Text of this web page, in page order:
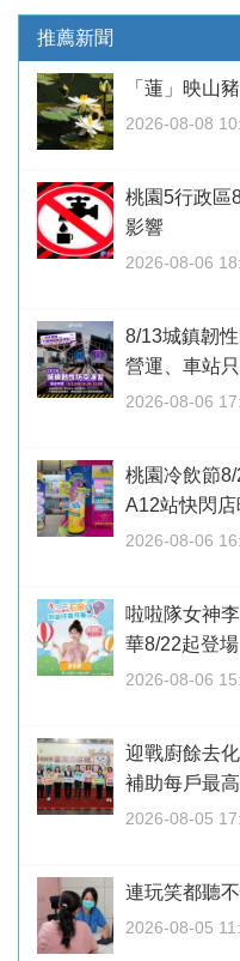
推薦新聞
「蓮」映山
2026-08-08
桃園5行政
影響
2026-08-06
8/13城鎮韌
營運、車站
2026-08-06
桃園冷飲節
A12站快閃
2026-08-06
啦啦隊女神
華8/22起登場
2026-08-06
迎戰廚餘去
補助每戶最
2026-08-05
連玩笑都聽
2026-08-05